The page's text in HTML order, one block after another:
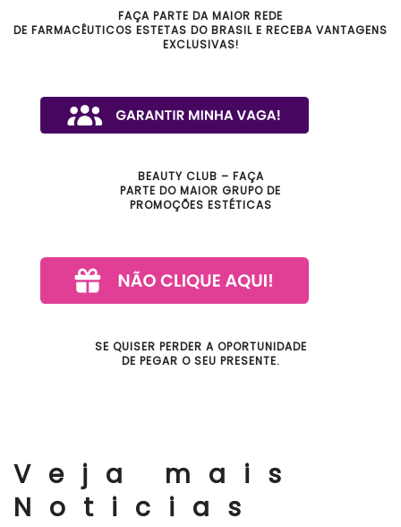
FAÇA PARTE DA MAIOR REDE
DE FARMACÊUTICOS ESTETAS DO BRASIL E RECEBA VANTAGENS
EXCLUSIVAS!
BEAUTY CLUB – FAÇA
PARTE DO MAIOR GRUPO DE
PROMOÇÕES ESTÉTICAS
SE QUISER PERDER A OPORTUNIDADE
DE PEGAR O SEU PRESENTE.
Veja mais
Noticias